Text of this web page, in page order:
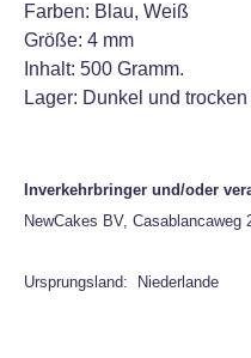
Farben: Blau, Weiß
Größe: 4 mm
Inhalt: 500 Gramm.
Lager: Dunkel und
Inverkehrbringer und/oder
NewCakes BV, Casablancaweg
Ursprungsland: Niederlande